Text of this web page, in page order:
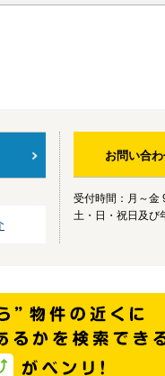
お問い合
受付時間：月～金
土・日・祝日及び